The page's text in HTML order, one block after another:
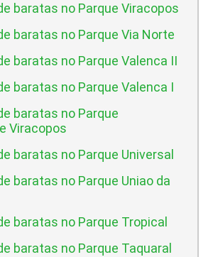
baratas no Parque Viracopos
baratas no Parque Via Norte
baratas no Parque Valenca II
baratas no Parque Valenca I
baratas no Parque
Viracopos
baratas no Parque Universal
baratas no Parque Uniao da
baratas no Parque Tropical
baratas no Parque Taquaral